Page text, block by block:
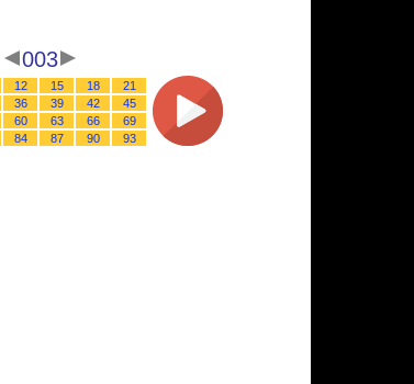
003
12 15 18
21
36 39 42
45
60 63 66
69
84 87 90 93